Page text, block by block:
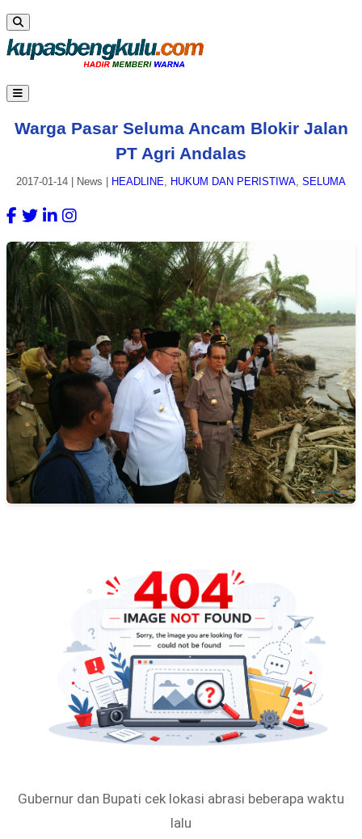
Warga Pasar Seluma Ancam Blokir Jalan
PT Agri Andalas
2017-01-14 News HEADLINE, HUKUM DAN PERISTIWA, SELUMA
Gubernur dan Bupati cek lokasi abrasi beberapa waktu
lalu